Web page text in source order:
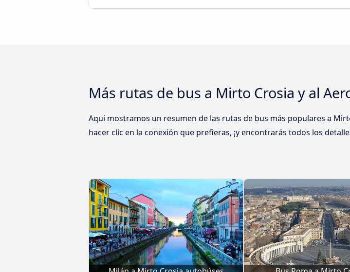
Más rutas de bus a Mirto Crosia y al
Aquí mostramos un resumen de las rutas de bus más populares a
hacer clic en la conexión que prefieras, ¡y encontrarás todos los